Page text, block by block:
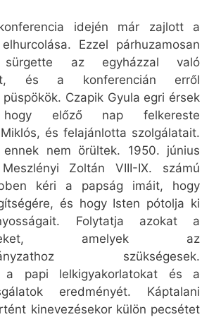
idején már zajlott a
Ezzel párhuzamosan
az egyházzal való
és a konferencián erről
Czapik Gyula egri érsek
hogy előző nap felkereste
és felajánlotta szolgálatait.
nem örültek. 1950. június
Zoltán VIII-IX. számú
kéri a papság imáit, hogy
és hogy Isten pótolja ki
Folytatja azokat a
amelyek az
szükségesek.
a papi lelkigyakorlatokat és a
eredményét. Káptalani
kinevezésekor külön pecsétet